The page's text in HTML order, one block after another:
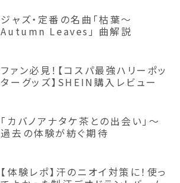
ジャズ・定番の名曲「枯葉〜
Autumn Leaves」 曲解説
ファン必見！【コスパ最強ハリーポッ
ターグッズ】SHEIN購入レビュー
「カバノアナタケ茶との出会い」～
過去の体験が紡ぐ期待
【体験レポ】汗のニオイ対策に！使っ